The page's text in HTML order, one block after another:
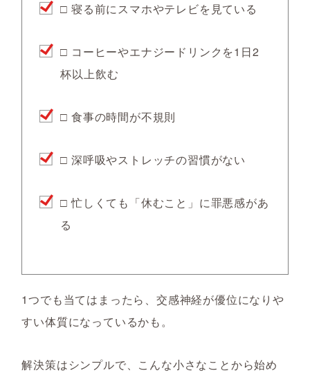
□ 寝る前にスマホやテレビを見ている
□ コーヒーやエナジードリンクを1日2
杯以上飲む
□ 食事の時間が不規則
□ 深呼吸やストレッチの習慣がない
□ 忙しくても「休むこと」に罪悪感があ
る
1つでも当てはまったら、交感神経が優位になりや
すい体質になっているかも。
解決策はシンプルで、こんな小さなことから始め